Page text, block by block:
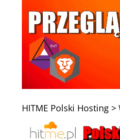
HITME Polski Hosting >